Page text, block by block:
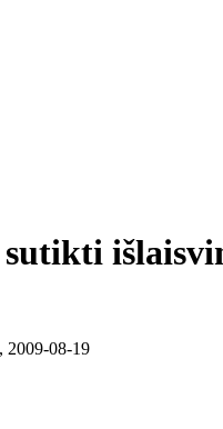
sutikti
08-19